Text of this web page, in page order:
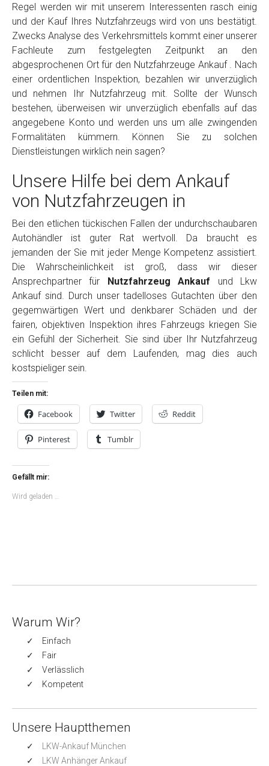
Regel werden wir mit unserem Interessenten rasch einig
und der Kauf Ihres Nutzfahrzeugs wird von uns bestätigt.
Zwecks Analyse des Verkehrsmittels kommt einer unserer
Fachleute zum festgelegten Zeitpunkt an den
abgesprochenen Ort für den Nutzfahrzeuge Ankauf . Nach
einer ordentlichen Inspektion, bezahlen wir unverzüglich
und nehmen Ihr Nutzfahrzeug mit. Sollte der Wunsch
bestehen, überweisen wir unverzüglich ebenfalls auf das
angegebene Konto und werden uns um alle zwingenden
Formalitäten kümmern. Können Sie zu solchen
Dienstleistungen wirklich nein sagen?
Unsere Hilfe bei dem Ankauf
von Nutzfahrzeugen in
Bei den etlichen tückischen Fallen der undurchschaubaren
Autohändler ist guter Rat wertvoll. Da braucht es
jemanden der Sie mit jeder Menge Kompetenz assistiert.
Die Wahrscheinlichkeit ist groß, dass wir dieser
Ansprechpartner für Nutzfahrzeug Ankauf und Lkw
Ankauf sind. Durch unser tadelloses Gutachten über den
gegemwärtigen Wert und denkbarer Schäden und der
fairen, objektiven Inspektion ihres Fahrzeugs kriegen Sie
ein Gefühl der Sicherheit. Sie sind über Ihr Nutzfahrzeug
schlicht besser auf dem Laufenden, mag dies auch
kostspieliger sein.
Teilen mit:
Facebook Twitter Reddit
Pinterest Tumblr
Gefällt mir:
Wird geladen …
Warum Wir?
Einfach
Fair
Verlässlich
Kompetent
Unsere Hauptthemen
LKW-Ankauf München
LKW Anhänger Ankauf